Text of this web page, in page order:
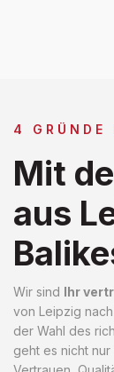
4 GRÜNDE
Mit
aus
Wir sind Ihr
von Leipzig
der Wahl des
geht es nicht